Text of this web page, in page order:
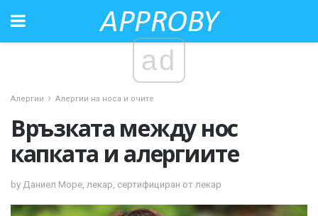
ad
Алергии Алергии на носа и очите
Връзката между нос
капката и алергиите
by Даниел Море, лекар, сертифициран от лекар